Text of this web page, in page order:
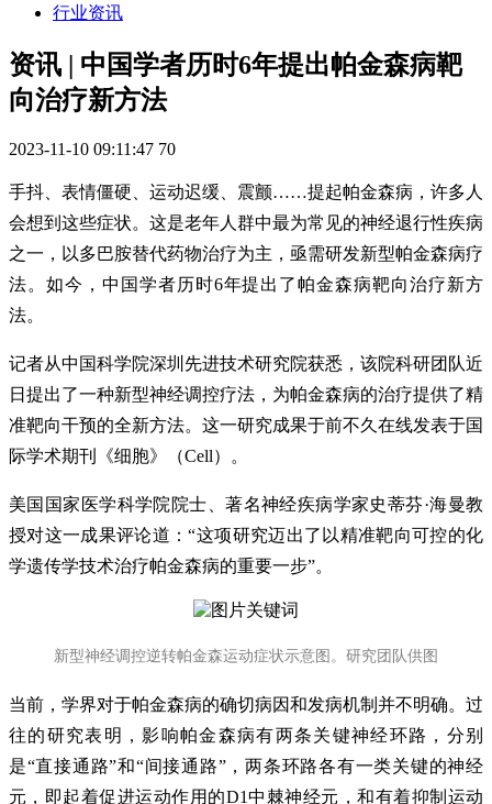
行业资讯
资讯 | 中国学者历时6年提出帕金森病靶
向治疗新方法
2023-11-10 09:11:47 70
手抖、表情僵硬、运动迟缓、震颤……提起帕金森病，许多人
会想到这些症状。这是老年人群中最为常见的神经退行性疾病
之一，以多巴胺替代药物治疗为主，亟需研发新型帕金森病疗
法。如今，中国学者历时6年提出了帕金森病靶向治疗新方
法。
记者从中国科学院深圳先进技术研究院获悉，该院科研团队近
日提出了一种新型神经调控疗法，为帕金森病的治疗提供了精
准靶向干预的全新方法。这一研究成果于前不久在线发表于国
际学术期刊《细胞》（Cell）。
美国国家医学科学院院士、著名神经疾病学家史蒂芬·海曼教
授对这一成果评论道：“这项研究迈出了以精准靶向可控的化
学遗传学技术治疗帕金森病的重要一步”。
新型神经调控逆转帕金森运动症状示意图。研究团队供图
当前，学界对于帕金森病的确切病因和发病机制并不明确。过
往的研究表明，影响帕金森病有两条关键神经环路，分别
是“直接通路”和“间接通路”，两条环路各有一类关键的神经
元，即起着促进运动作用的D1中棘神经元，和有着抑制运动